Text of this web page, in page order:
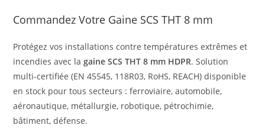
Commandez Votre Gaine SCS THT 8 mm
Protégez vos installations contre températures extrêmes et
incendies avec lagaine SCS THT 8 mm HDPR. Solution
multi-certifiée (EN 45545, 118R03, RoHS, REACH) disponible
en stock pour tous secteurs : ferroviaire, automobile,
aéronautique, métallurgie, robotique, pétrochimie,
bâtiment, défense.